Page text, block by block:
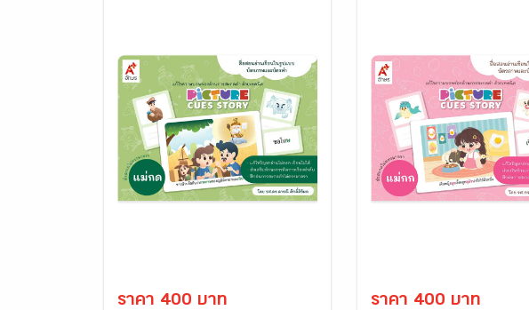
ราคา 400 บาท ราคา 400 บาท